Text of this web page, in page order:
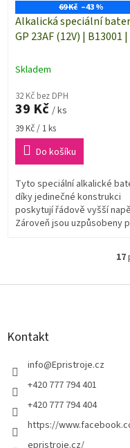
69 Kč –43 %
Alkalická speciální
GP 23AF (12V) | B13001 |
Skladem
32 Kč bez DPH
39 Kč / ks
Měrná
cena:
39 Kč / 1 ks
Do košíku
Tyto speciální alkalické
díky jedinečné konstrukci
poskytují řádově vyšší
Zároveň jsou uzpůsobeny
17
Z
Kontakt
info@Epristroje.cz
+420 777 794 401
+420 777 794 404
https://
epristroje.cz/